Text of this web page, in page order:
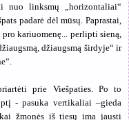
nuo linksmų „horizontaliai“
padarė dėl mūsų. Paprastai,
kariuomenę... perlipti sieną,
džiaugsmą širdyje“ ir
prie Viešpaties. Po to
- pasuka vertikaliai –gieda
žmonės iš tiesų ima jausti